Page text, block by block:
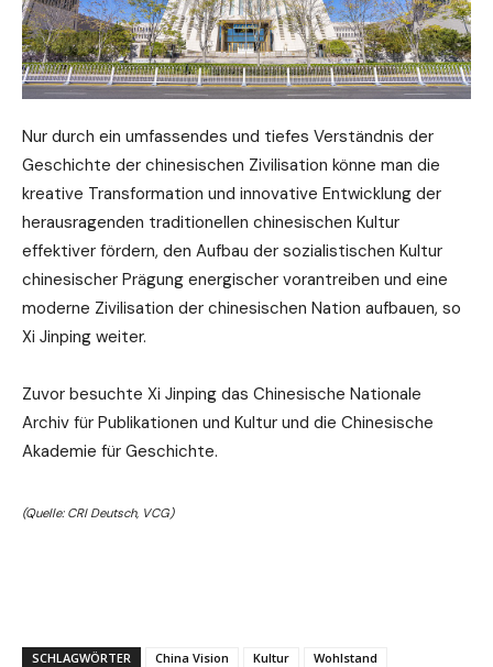
Nur durch ein umfassendes und tiefes Verständnis der
Geschichte der chinesischen Zivilisation könne man die
kreative Transformation und innovative Entwicklung der
herausragenden traditionellen chinesischen Kultur
effektiver fördern, den Aufbau der sozialistischen Kultur
chinesischer Prägung energischer vorantreiben und eine
moderne Zivilisation der chinesischen Nation aufbauen, so
Xi Jinping weiter.
Zuvor besuchte Xi Jinping das Chinesische Nationale
Archiv für Publikationen und Kultur und die Chinesische
Akademie für Geschichte.
(Quelle: CRI Deutsch, VCG)
SCHLAGWÖRTER China Vision Kultur Wohlstand